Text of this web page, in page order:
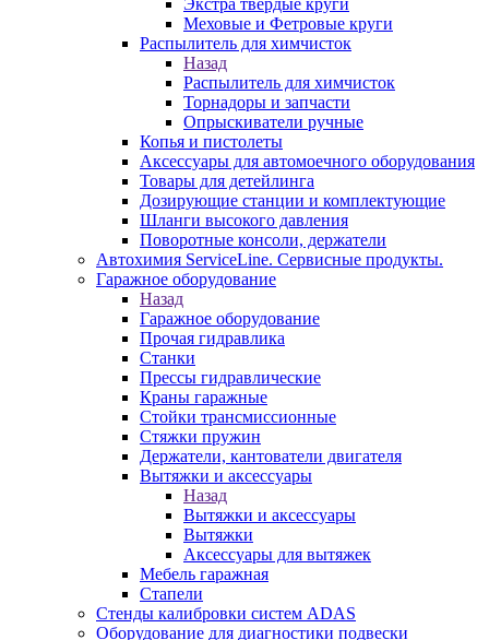
Экстра твердые круги
Меховые и Фетровые круги
Распылитель для химчисток
Назад
Распылитель для химчисток
Торнадоры и запчасти
Опрыскиватели ручные
Копья и пистолеты
Аксессуары для автомоечного оборудования
Товары для детейлинга
Дозирующие станции и комплектующие
Шланги высокого давления
Поворотные консоли, держатели
Автохимия ServiceLine. Сервисные продукты.
Гаражное оборудование
Назад
Гаражное оборудование
Прочая гидравлика
Станки
Прессы гидравлические
Краны гаражные
Стойки трансмиссионные
Стяжки пружин
Держатели, кантователи двигателя
Вытяжки и аксессуары
Назад
Вытяжки и аксессуары
Вытяжки
Аксессуары для вытяжек
Мебель гаражная
Стапели
Стенды калибровки систем ADAS
Оборудование для диагностики подвески